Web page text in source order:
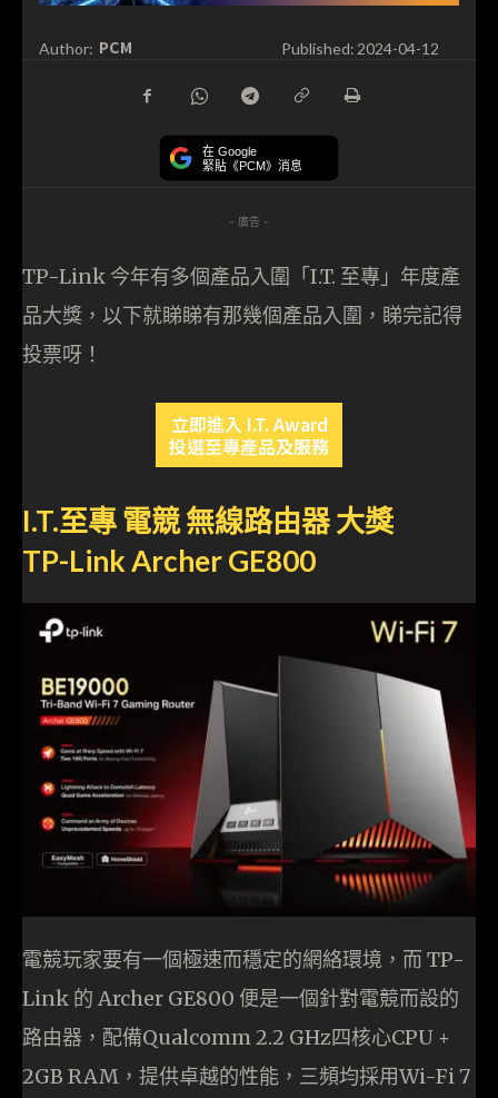
Author: PCM Published: 2024-04-12
在 Google
緊貼《PCM》消息
- 廣告 -
TP-Link 今年有多個產品入圍「I.T. 至專」年度產
品大獎，以下就睇睇有那幾個產品入圍，睇完記得
投票呀！
立即進入 I.T. Award
投選至專產品及服務
I.T.至專 電競 無線路由器 大獎
TP-Link Archer GE800
電競玩家要有一個極速而穩定的網絡環境，而 TP-
Link 的 Archer GE800 便是一個針對電競而設的
路由器，配備Qualcomm 2.2 GHz四核心CPU +
2GB RAM，提供卓越的性能，三頻均採用Wi-Fi 7